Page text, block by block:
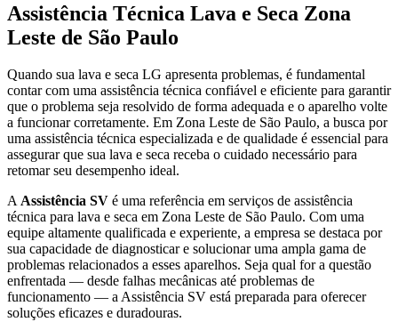
Assistência Técnica Lava e Seca Zona
Leste de São Paulo
Quando sua lava e seca LG apresenta problemas, é fundamental
contar com uma assistência técnica confiável e eficiente para garantir
que o problema seja resolvido de forma adequada e o aparelho volte
a funcionar corretamente. Em Zona Leste de São Paulo, a busca por
uma assistência técnica especializada e de qualidade é essencial para
assegurar que sua lava e seca receba o cuidado necessário para
retomar seu desempenho ideal.
AAssistência SV é uma referência em serviços de assistência
técnica para lava e seca em Zona Leste de São Paulo. Com uma
equipe altamente qualificada e experiente, a empresa se destaca por
sua capacidade de diagnosticar e solucionar uma ampla gama de
problemas relacionados a esses aparelhos. Seja qual for a questão
enfrentada — desde falhas mecânicas até problemas de
funcionamento — a Assistência SV está preparada para oferecer
soluções eficazes e duradouras.